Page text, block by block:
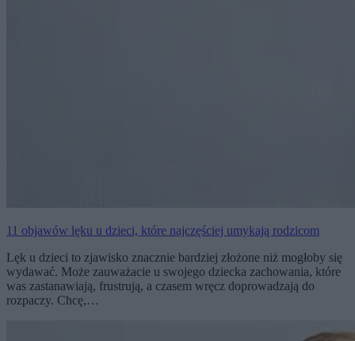
11 objawów lęku u dzieci, które najczęściej umykają rodzicom
Lęk u dzieci to zjawisko znacznie bardziej złożone niż mogłoby się
wydawać. Może zauważacie u swojego dziecka zachowania, które
was zastanawiają, frustrują, a czasem wręcz doprowadzają do
rozpaczy. Chcę,…